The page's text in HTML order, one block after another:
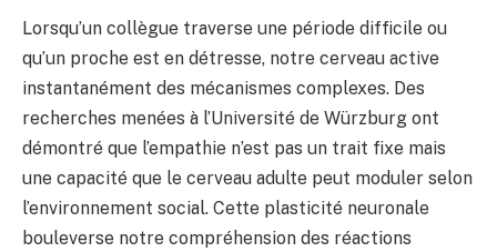
Lorsqu’un collègue traverse une période difficile ou
qu’un proche est en détresse, notre cerveau active
instantanément des mécanismes complexes. Des
recherches menées à l’Université de Würzburg ont
démontré que l’empathie n’est pas un trait fixe mais
une capacité que le cerveau adulte peut moduler selon
l’environnement social. Cette plasticité neuronale
bouleverse notre compréhension des réactions